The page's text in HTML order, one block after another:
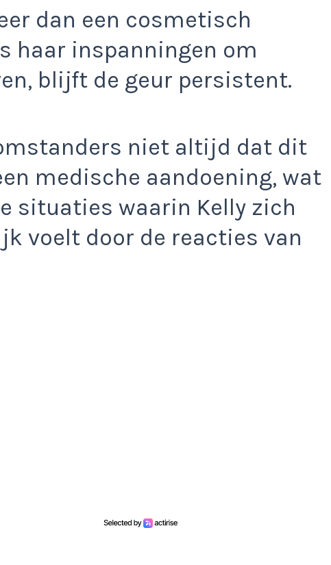
dan een cosmetisch
haar inspanningen om
blijft de geur persistent.
niet altijd dat dit
medische aandoening, wat
situaties waarin Kelly zich
voelt door de reacties van